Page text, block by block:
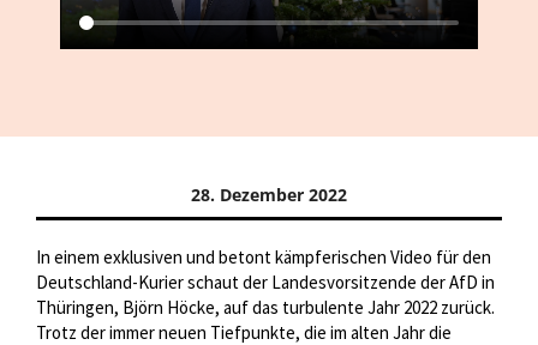
28. Dezember 2022
In einem exklusiven und betont kämpferischen Video für den
Deutschland-Kurier schaut der Landesvorsitzende der AfD in
Thüringen, Björn Höcke, auf das turbulente Jahr 2022 zurück.
Trotz der immer neuen Tiefpunkte, die im alten Jahr die